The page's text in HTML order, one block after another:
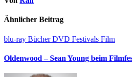
Ähnlicher Beitrag
blu-ray BücherDVD Festivals Film
Oldenwood – Sean Young beim